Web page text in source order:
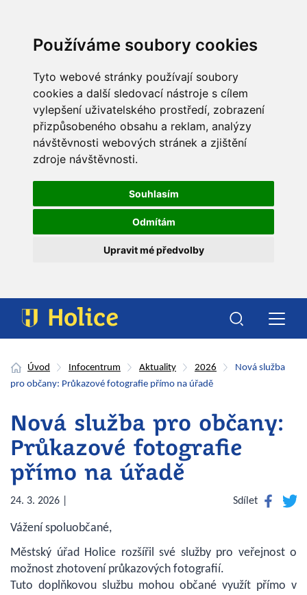
Používáme soubory cookies
Tyto webové stránky používají soubory
cookies a další sledovací nástroje s cílem
vylepšení uživatelského prostředí, zobrazení
přizpůsobeného obsahu a reklam, analýzy
návštěvnosti webových stránek a zjištění
zdroje návštěvnosti.
Souhlasím
Odmítám
Upravit mé předvolby
Úvod Infocentrum Aktuality 2026
Nová služba
pro občany: Průkazové fotografie přímo na úřadě
Nová služba pro občany:
Průkazové fotografie
přímo na úřadě
24. 3. 2026 | Sdílet Facebook
Vážení spoluobčané,
Městský úřad Holice rozšířil své služby pro veřejnost o
možnost zhotovení průkazových fotografií.
Tuto doplňkovou službu mohou občané využít přímo v